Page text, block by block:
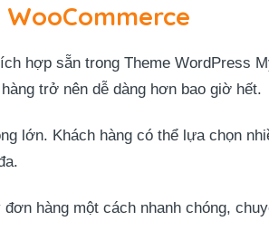
hợp sẵn trong Theme WordPress
trở nên dễ dàng hơn bao giờ hết.
lớn. Khách hàng có thể lựa chọn
hàng một cách nhanh chóng,